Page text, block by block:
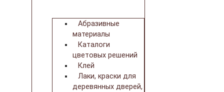
Абразивные
материалы
Каталоги
цветовых решений
Клей
Лаки, краски для
деревянных дверей,